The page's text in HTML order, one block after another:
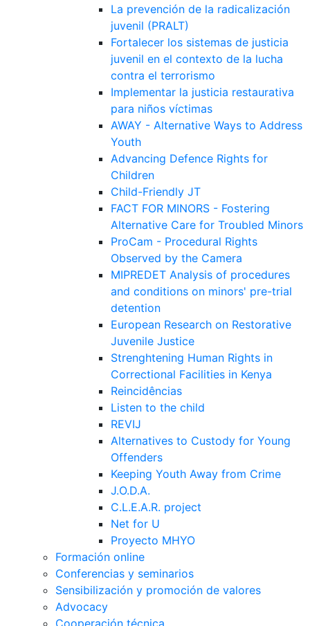
La prevención de la radicalización
juvenil (PRALT)
Fortalecer los sistemas de justicia
juvenil en el contexto de la lucha
contra el terrorismo
Implementar la justicia restaurativa
para niños víctimas
AWAY - Alternative Ways to Address
Youth
Advancing Defence Rights for
Children
Child-Friendly JT
FACT FOR MINORS - Fostering
Alternative Care for Troubled Minors
ProCam - Procedural Rights
Observed by the Camera
MIPREDET Analysis of procedures
and conditions on minors' pre-trial
detention
European Research on Restorative
Juvenile Justice
Strenghtening Human Rights in
Correctional Facilities in Kenya
Reincidências
Listen to the child
REVIJ
Alternatives to Custody for Young
Offenders
Keeping Youth Away from Crime
J.O.D.A.
C.L.E.A.R. project
Net for U
Proyecto MHYO
Formación online
Conferencias y seminarios
Sensibilización y promoción de valores
Advocacy
Cooperación técnica